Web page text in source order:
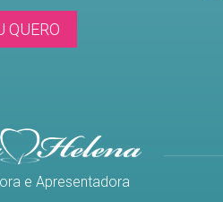
QUERO
e Apresentadora